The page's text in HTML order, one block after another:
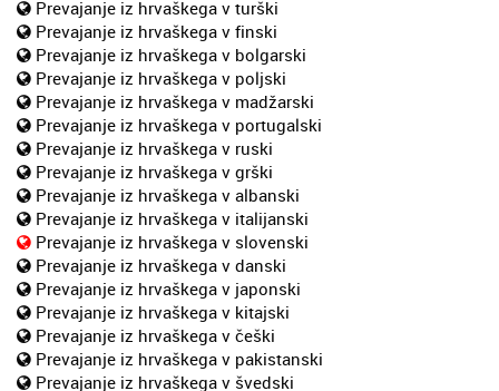
Prevajanje iz hrvaškega v turški
Prevajanje iz hrvaškega v finski
Prevajanje iz hrvaškega v bolgarski
Prevajanje iz hrvaškega v poljski
Prevajanje iz hrvaškega v madžarski
Prevajanje iz hrvaškega v portugalski
Prevajanje iz hrvaškega v ruski
Prevajanje iz hrvaškega v grški
Prevajanje iz hrvaškega v albanski
Prevajanje iz hrvaškega v italijanski
Prevajanje iz hrvaškega v slovenski
Prevajanje iz hrvaškega v danski
Prevajanje iz hrvaškega v japonski
Prevajanje iz hrvaškega v kitajski
Prevajanje iz hrvaškega v češki
Prevajanje iz hrvaškega v pakistanski
Prevajanje iz hrvaškega v švedski